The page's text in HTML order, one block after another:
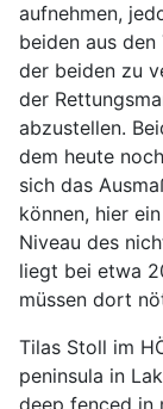
aufnehmen,
beiden aus
der beiden zu
der
abzustellen.
dem heute
sich das
können, hier
Niveau des
liegt bei etwa
müssen dort
Tilas Stoll im
peninsula in